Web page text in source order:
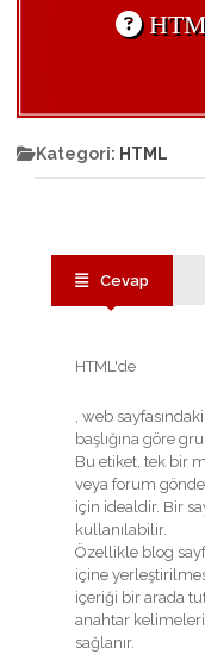
Kategori: HTML
Cevap
HTML'de
, web
başlığına göre
Bu etiket, tek bir
veya forum
için idealdir. Bir
kullanılabilir.
Özellikle blog
içine
içeriği bir arada
anahtar
sağlanır.